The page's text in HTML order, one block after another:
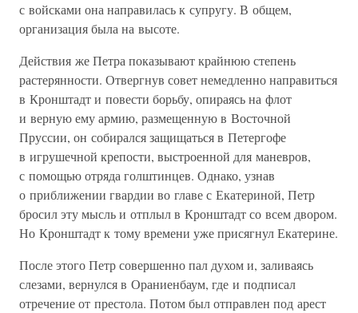
с войсками она направилась к супругу. В общем,
организация была на высоте.
Действия же Петра показывают крайнюю степень
растерянности. Отвергнув совет немедленно направиться
в Кронштадт и повести борьбу, опираясь на флот
и верную ему армию, размещенную в Восточной
Пруссии, он собирался защищаться в Петергофе
в игрушечной крепости, выстроенной для маневров,
с помощью отряда голштинцев. Однако, узнав
о приближении гвардии во главе с Екатериной, Петр
бросил эту мысль и отплыл в Кронштадт со всем двором.
Но Кронштадт к тому времени уже присягнул Екатерине.
После этого Петр совершенно пал духом и, заливаясь
слезами, вернулся в Ораниенбаум, где и подписал
отречение от престола. Потом был отправлен под арест